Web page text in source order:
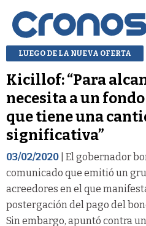
LUEGO DE LA NUEVA OFERTA
Kicillof: “Para
necesita a un
que tiene una
significativa”
03/02/2020 | El gobernador
comunicado que emitió un
acreedores en el que
postergación del pago del
Sin embargo, apuntó contra